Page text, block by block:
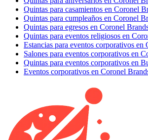
Quintas para casamientos en Coronel
Quintas para cumpleaños en Coronel
Quintas para egresos en Coronel
Quintas para eventos religiosos en
Estancias para eventos corporativos en
Salones para eventos corporativos en
Quintas para eventos corporativos en
Eventos corporativos en Coronel